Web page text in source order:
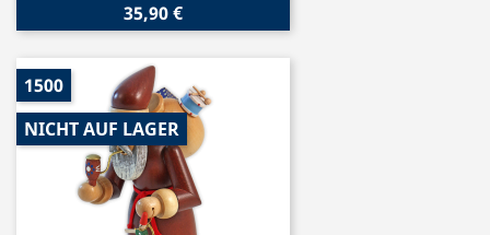
35,90 €
1500
NICHT AUF LAGER